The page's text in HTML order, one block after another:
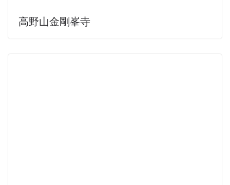
高野山金剛峯寺